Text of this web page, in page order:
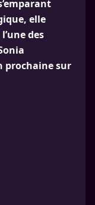
elle
des
prochaine sur